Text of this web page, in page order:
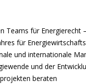
für Energierecht
für
und internationale
und der
beraten